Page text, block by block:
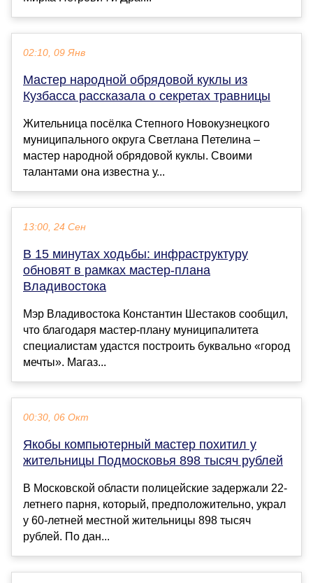
02:10, 09 Янв
Мастер народной обрядовой куклы из
Кузбасса рассказала о секретах травницы
Жительница посёлка Степного Новокузнецкого
муниципального округа Светлана Петелина –
мастер народной обрядовой куклы. Своими
талантами она известна у...
13:00, 24 Сен
В 15 минутах ходьбы: инфраструктуру
обновят в рамках мастер-плана
Владивостока
Мэр Владивостока Константин Шестаков сообщил,
что благодаря мастер-плану муниципалитета
специалистам удастся построить буквально «город
мечты». Магаз...
00:30, 06 Окт
Якобы компьютерный мастер похитил у
жительницы Подмосковья 898 тысяч рублей
В Московской области полицейские задержали 22-
летнего парня, который, предположительно, украл
у 60-летней местной жительницы 898 тысяч
рублей. По дан...